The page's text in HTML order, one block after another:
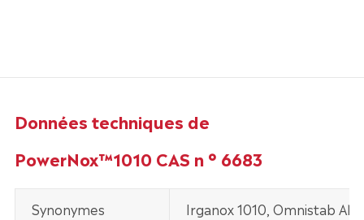
Données techniques de
PowerNox™1010 CAS n ° 6683
Synonymes Irganox 1010, Omnistab